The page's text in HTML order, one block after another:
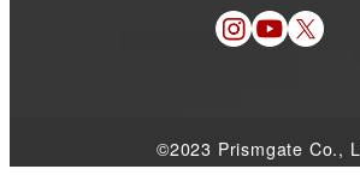
©︎2023 Prismgate Co.,